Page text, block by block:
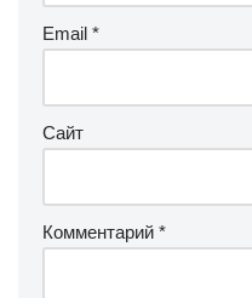
Email *
Сайт
Комментарий *